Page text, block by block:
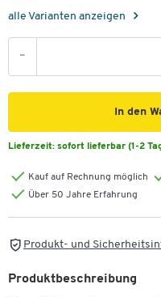
alle Varianten anzeigen
-
In den
Lieferzeit: sofort lieferbar (1-2
Kauf auf Rechnung möglich
Über 50 Jahre Erfahrung
Produkt- und
Produktbeschreibung